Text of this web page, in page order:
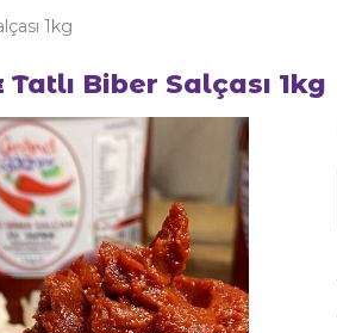
1kg
Tatlı Biber Salçası 1kg